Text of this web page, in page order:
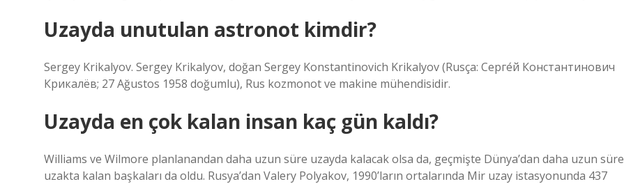
Uzayda unutulan astronot kimdir?
Sergey Krikalyov. Sergey Krikalyov, doğan Sergey Konstantinovich Krikalyov (Rusça: Серге́й Константинович
Крикалёв; 27 Ağustos 1958 doğumlu), Rus kozmonot ve makine mühendisidir.
Uzayda en çok kalan insan kaç gün kaldı?
Williams ve Wilmore planlanandan daha uzun süre uzayda kalacak olsa da, geçmişte Dünya’dan daha uzun süre
uzakta kalan başkaları da oldu. Rusya’dan Valery Polyakov, 1990’ların ortalarında Mir uzay istasyonunda 437